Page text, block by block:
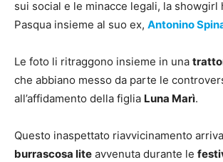
sui social e le minacce legali, la showgirl
Pasqua insieme al suo ex, Antonino
Le foto li ritraggono insieme in una
che abbiano messo da parte le
all’affidamento della figlia Luna Marì.
Questo inaspettato riavvicinamento
burrascosa lite avvenuta durante le